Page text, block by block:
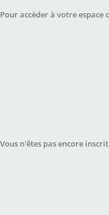
Pour accèder à votre
Vous n'êtes pas encore